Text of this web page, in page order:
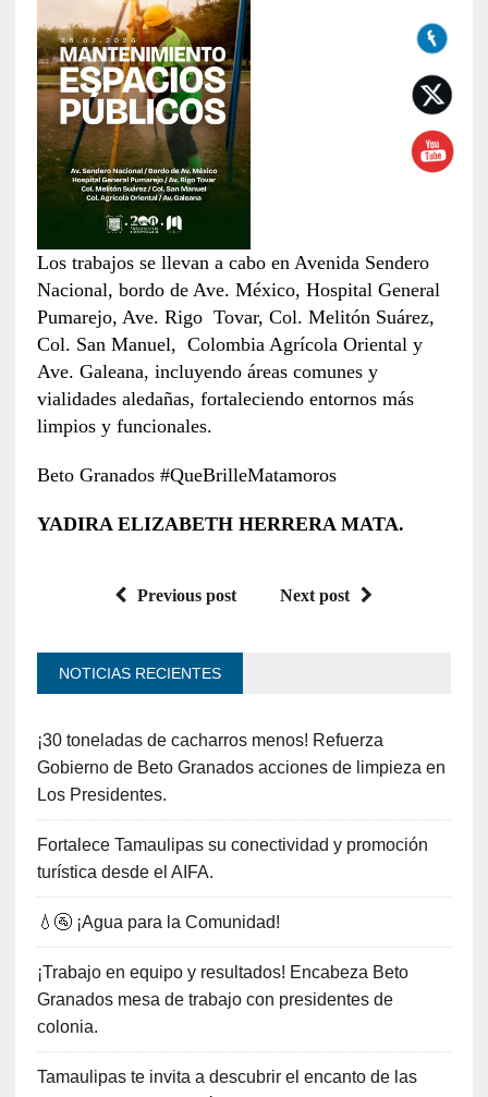
Los trabajos se llevan a cabo en Avenida Sendero
Nacional, bordo de Ave. México, Hospital General
Pumarejo, Ave. Rigo Tovar, Col. Melitón Suárez,
Col. San Manuel, Colombia Agrícola Oriental y
Ave. Galeana, incluyendo áreas comunes y
vialidades aledañas, fortaleciendo entornos más
limpios y funcionales.
Beto Granados #QueBrilleMatamoros
YADIRA ELIZABETH HERRERA MATA.
Previous post Next post
NOTICIAS RECIENTES
¡30 toneladas de cacharros menos! Refuerza
Gobierno de Beto Granados acciones de limpieza en
Los Presidentes.
Fortalece Tamaulipas su conectividad y promoción
turística desde el AIFA.
💧🚰 ¡Agua para la Comunidad!
¡Trabajo en equipo y resultados! Encabeza Beto
Granados mesa de trabajo con presidentes de
colonia.
Tamaulipas te invita a descubrir el encanto de las